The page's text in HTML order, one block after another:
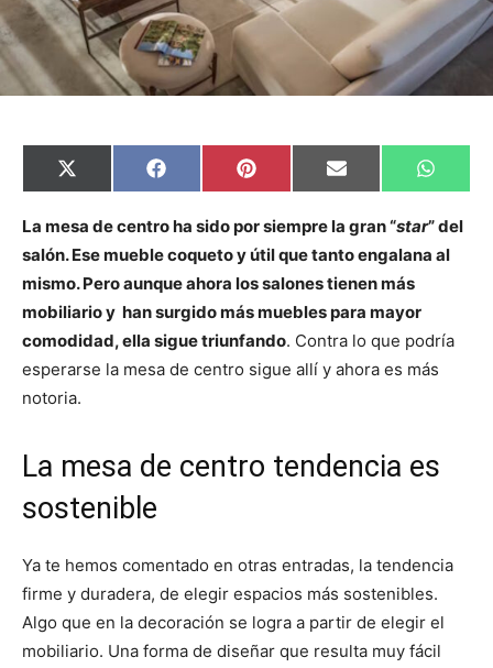
C
o
p
r
i
r
e
n
X
(
w
t
e
r
)
C
o
p
r
i
r
e
n
F
a
e
o
o
k
C
o
p
r
i
r
e
n
P
i
t
r
e
s
t
C
o
p
a
r
i
r
e
n
E
m
i
C
o
p
r
n
W
h
t
A
La mesa de centro ha sido por siempre la gran “star” del
salón. Ese mueble coqueto y útil que tanto engalana al
mismo. Pero aunque ahora los salones tienen más
mobiliario y han surgido más muebles para mayor
comodidad, ella sigue triunfando. Contra lo que podría
esperarse la mesa de centro sigue allí y ahora es más
notoria.
La mesa de centro tendencia es
sostenible
Ya te hemos comentado en otras entradas, la tendencia
firme y duradera, de elegir espacios más sostenibles.
Algo que en la decoración se logra a partir de elegir el
mobiliario. Una forma de diseñar que resulta muy fácil